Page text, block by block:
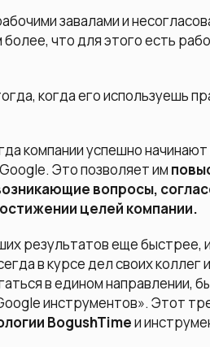
завалами и
более, что для этого есть
когда его используешь
компании успешно начинают
Это позволяет им
вопросы,
целей компании.
результатов еще быстрее,
в курсе дел своих коллег
в едином направлении,
инструментов». Этот
BogushTimeи